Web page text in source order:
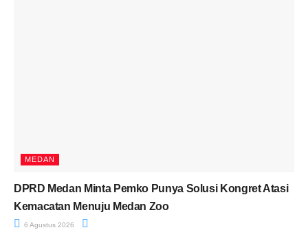
MEDAN
DPRD Medan Minta Pemko Punya Solusi Kongret Atasi
Kemacatan Menuju Medan Zoo
6 Agustus 2026